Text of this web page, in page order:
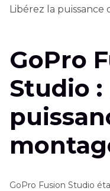
Libérez la
GoPro
Studio :
GoPro Fusion Studio